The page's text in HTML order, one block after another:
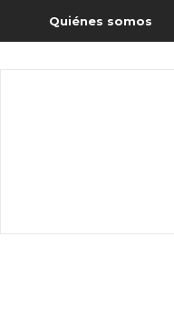
Quiénes somos